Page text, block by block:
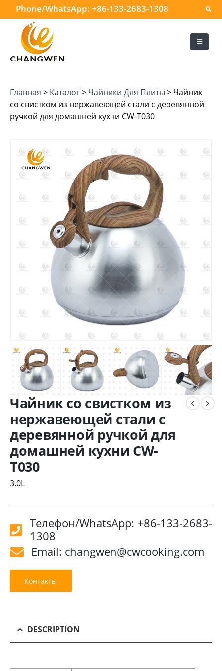
Phone/WhatsApp:+86-133-2683-1308
Главная > Каталог> Чайники Для Плиты > Чайник
со свистком из нержавеющей стали с деревянной
ручкой для домашней кухни CW-T030
Чайник со свистком из
нержавеющей стали с
деревянной ручкой для
домашней кухни CW-
T030
3.0L
Телефон/WhatsApp: +86-133-2683-
1308
Email: changwen@cwcooking.com
Контакты
DESCRIPTION